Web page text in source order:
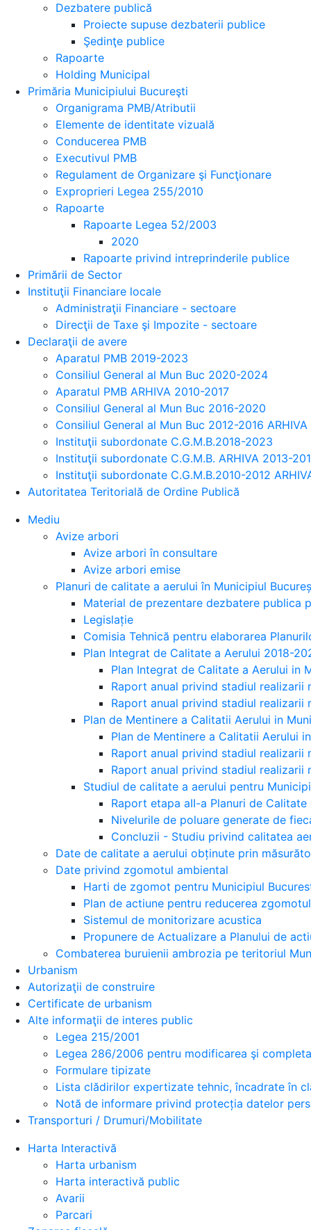
Dezbatere publică
Proiecte supuse dezbaterii publice
Şedinţe publice
Rapoarte
Holding Municipal
Primăria Municipiului Bucureşti
Organigrama PMB/Atributii
Elemente de identitate vizuală
Conducerea PMB
Executivul PMB
Regulament de Organizare şi Funcţionare
Exproprieri Legea 255/2010
Rapoarte
Rapoarte Legea 52/2003
2020
Rapoarte privind intreprinderile publice
Primării de Sector
Instituţii Financiare locale
Administraţii Financiare - sectoare
Direcţii de Taxe şi Impozite - sectoare
Declaraţii de avere
Aparatul PMB 2019-2023
Consiliul General al Mun Buc 2020-2024
Aparatul PMB ARHIVA 2010-2017
Consiliul General al Mun Buc 2016-2020
Consiliul General al Mun Buc 2012-2016 ARHIVA
Instituţii subordonate C.G.M.B.2018-2023
Instituţii subordonate C.G.M.B. ARHIVA 2013-
Instituţii subordonate C.G.M.B.2010-2012
Autoritatea Teritorială de Ordine Publică
Mediu
Avize arbori
Avize arbori în consultare
Avize arbori emise
Planuri de calitate a aerului în Municipiul
Material de prezentare dezbatere publica
Legislație
Comisia Tehnică pentru elaborarea
Plan Integrat de Calitate a Aerului 2018-
Plan Integrat de Calitate a Aerului in
Raport anual privind stadiul realizarii
Raport anual privind stadiul realizarii
Plan de Mentinere a Calitatii Aerului in
Plan de Mentinere a Calitatii Aerului
Raport anual privind stadiul realizarii
Raport anual privind stadiul realizarii
Studiul de calitate a aerului pentru
Raport etapa aII-a Planuri de
Nivelurile de poluare generate de
Concluzii - Studiu privind calitatea
Date de calitate a aerului obținute prin
Date privind zgomotul ambiental
Harti de zgomot pentru Municipiul
Plan de actiune pentru reducerea
Sistemul de monitorizare acustica
Propunere de Actualizare a Planului de
Combaterea buruienii ambrozia pe teritoriul
Urbanism
Autorizaţii de construire
Certificate de urbanism
Alte informaţii de interes public
Legea 215/2001
Legea 286/2006 pentru modificarea şi
Formulare tipizate
Lista clădirilor expertizate tehnic, încadrate în
Notă de informare privind protecția datelor
Transporturi / Drumuri/Mobilitate
Harta Interactivă
Harta urbanism
Harta interactivă public
Avarii
Parcari